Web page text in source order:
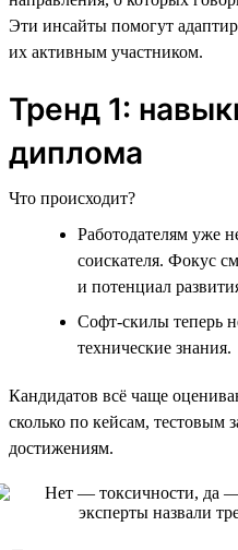
Эти инсайты помогут
их активным участником.
Тренд 1:
диплома
Что происходит?
Работодателям уже
соискателя. Фокус
и потенциал
Софт-скилы теперь
технические знания.
Кандидатов всё чаще
сколько по кейсам, тестовым
достижениям.